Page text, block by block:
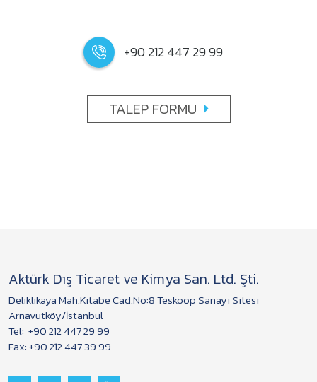
+90 212 447 29 99
TALEP FORMU
Aktürk Dış Ticaret ve Kimya San. Ltd. Şti.
Deliklikaya Mah.Kitabe Cad.No:8 Teskoop Sanayi Sitesi
Arnavutköy/İstanbul
Tel: +90 212 447 29 99
Fax: +90 212 447 39 99